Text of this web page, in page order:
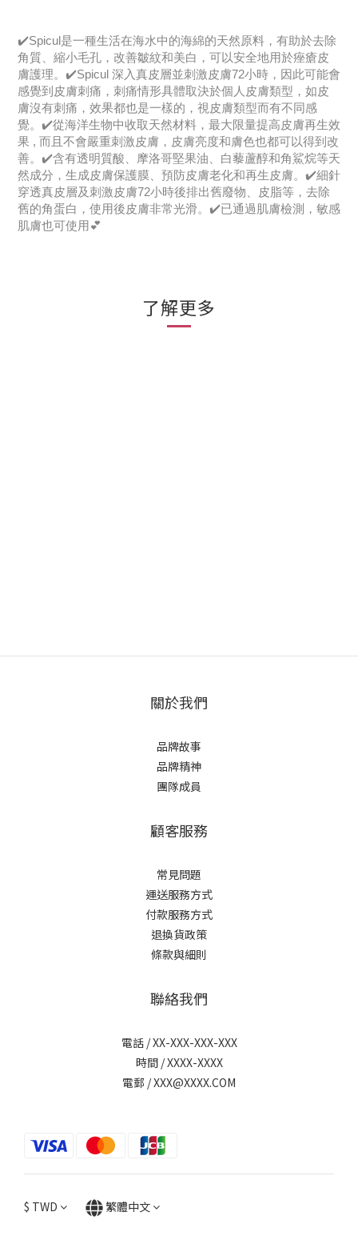
✔️Spicul是一種生活在海水中的海綿的天然原料，有助於去除
角質、縮小毛孔，改善皺紋和美白，可以安全地用於痤瘡皮
膚護理。✔️Spicul 深入真皮層並刺激皮膚72小時，因此可能會
感覺到皮膚刺痛，刺痛情形具體取決於個人皮膚類型，如皮
膚沒有刺痛，效果都也是一樣的，視皮膚類型而有不同感
覺。✔️從海洋生物中收取天然材料，最大限量提高皮膚再生效
果 , 而且不會嚴重刺激皮膚，皮膚亮度和膚色也都可以得到改
善。✔️含有透明質酸、摩洛哥堅果油、白藜蘆醇和角鯊烷等天
然成分，生成皮膚保護膜、預防皮膚老化和再生皮膚。✔️細針
穿透真皮層及刺激皮膚72小時後排出舊廢物、皮脂等，去除
舊的角蛋白，使用後皮膚非常光滑。✔️已通過肌膚檢測，敏感
肌膚也可使用💕
了解更多
關於我們
品牌故事
品牌精神
團隊成員
顧客服務
常見問題
運送服務方式
付款服務方式
退換貨政策
條款與細則
聯絡我們
電話 / XX-XXX-XXX-XXX
時間 / XXXX-XXXX
電郵 / XXX@XXXX.COM
$ TWD 繁體中文